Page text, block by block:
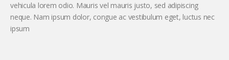
vehicula lorem odio. Mauris vel mauris justo, sed adipiscing
neque. Nam ipsum dolor, congue ac vestibulum eget, luctus nec
ipsum